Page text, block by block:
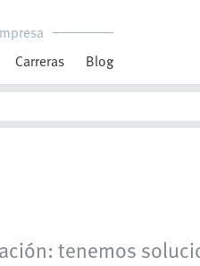
Carreras Blog
tenemos